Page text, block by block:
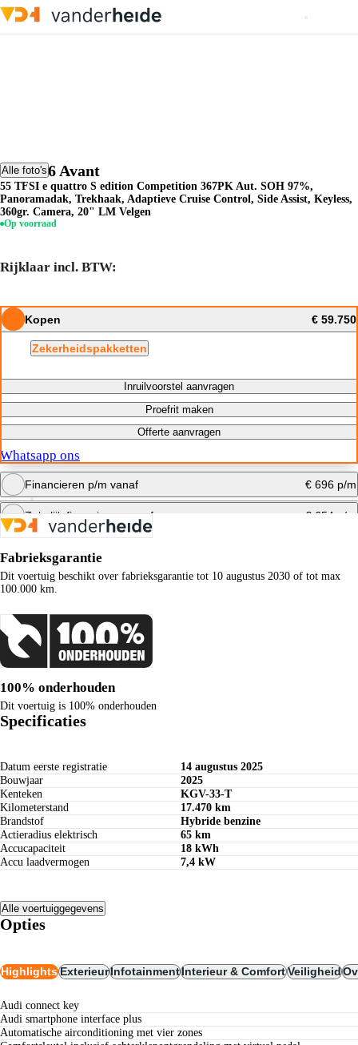
Alle foto's
Audi A6 Avant
55 TFSI e quattro S edition Competition 367PK Aut. SOH 97%,
Panoramadak, Trekhaak, Adaptieve Cruise Control, Side Assist, Keyless,
360gr. Camera, 20" LM Velgen
Op voorraad
Rijklaar incl. BTW:
Kopen € 59.750
Zekerheidspakketten
Inruilvoorstel aanvragen
Proefrit maken
Offerte aanvragen
Whatsapp ons
Financieren p/m vanaf € 696 p/m
Bereken maandbedrag
Zakelijk financieren vanaf € 654 p/m
Fabrieksgarantie
Dit voertuig beschikt over fabrieksgarantie tot 10 augustus 2030 of tot max
100.000 km.
100% onderhouden
Dit voertuig is 100% onderhouden
Specificaties
Datum eerste registratie
14 augustus 2025
Bouwjaar
2025
Kenteken
KGV-33-T
Kilometerstand
17.470 km
Brandstof
Hybride benzine
Actieradius elektrisch
65 km
Accucapaciteit
18 kWh
Accu laadvermogen
7,4 kW
Alle voertuiggegevens
Opties
HighlightsExterieurInfotainmentInterieur & ComfortVeiligheid
Audi connect key
Audi smartphone interface plus
Automatische airconditioning met vier zones